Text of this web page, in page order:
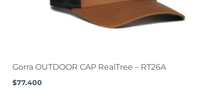
Gorra OUTDOOR CAP RealTree – RT26A
$77.400